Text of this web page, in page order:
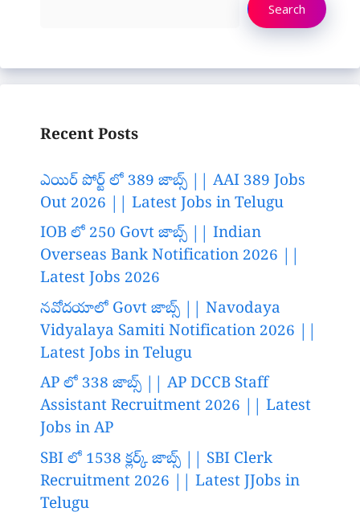
Search
Recent Posts
ఎయిర్ పోర్ట్ లో 389 జాబ్స్ || AAI 389 Jobs
Out 2026 || Latest Jobs in Telugu
IOB లో 250 Govt జాబ్స్ || Indian
Overseas Bank Notification 2026 ||
Latest Jobs 2026
నవోదయాలో Govt జాబ్స్ || Navodaya
Vidyalaya Samiti Notification 2026 ||
Latest Jobs in Telugu
AP లో 338 జాబ్స్ || AP DCCB Staff
Assistant Recruitment 2026 || Latest
Jobs in AP
SBI లో 1538 క్లర్క్ జాబ్స్ || SBI Clerk
Recruitment 2026 || Latest JJobs in
Telugu